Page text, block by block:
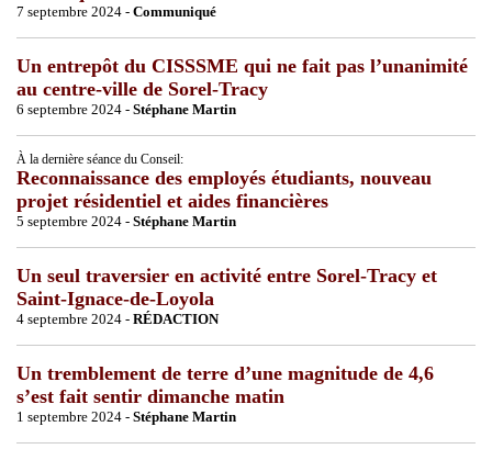
7 septembre 2024 - Communiqué
Un entrepôt du CISSSME qui ne fait pas l’unanimité
au centre-ville de Sorel-Tracy
6 septembre 2024 - Stéphane Martin
À la dernière séance du Conseil:
Reconnaissance des employés étudiants, nouveau
projet résidentiel et aides financières
5 septembre 2024 - Stéphane Martin
Un seul traversier en activité entre Sorel-Tracy et
Saint-Ignace-de-Loyola
4 septembre 2024 - RÉDACTION
Un tremblement de terre d’une magnitude de 4,6
s’est fait sentir dimanche matin
1 septembre 2024 - Stéphane Martin